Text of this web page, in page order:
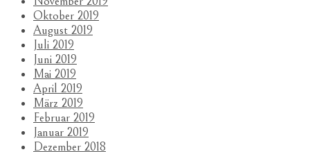
Oktober 2019
August 2019
Juli 2019
Juni 2019
Mai 2019
April 2019
März 2019
Februar 2019
Januar 2019
Dezember 2018